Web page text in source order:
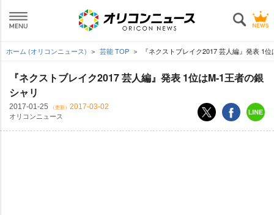
ホーム (オリコンニュース) 芸能 TOP 『ネクストブレイク2017 芸人編』発表 1
『ネクストブレイク2017 芸人編』発表 1位はM-1王者の銀
シャリ
2017-01-25 （更新） 2017-03-02
オリコンニュース